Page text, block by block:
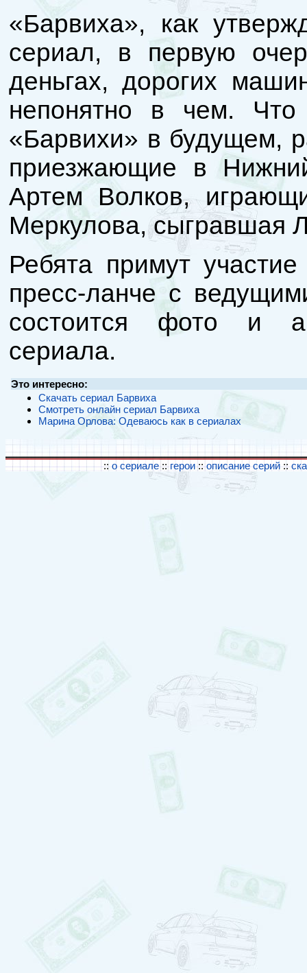
«Барвиха», как
сериал, в первую
деньгах, дорогих
непонятно в чем.
«Барвихи» в будущем,
приезжающие в
Артем Волков,
Меркулова, сыгравшая
Ребята примут
пресс-ланче с
состоится фото и
сериала.
Это интересно:
Скачать сериал Барвиха
Смотреть онлайн сериал Барвиха
Марина Орлова: Одеваюсь как в сериалах
:: о сериале:: герои::описание серий::